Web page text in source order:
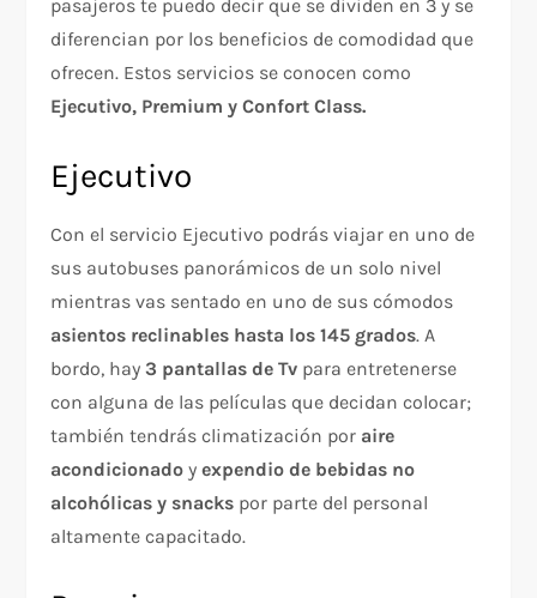
pasajeros te puedo decir que se dividen en 3 y se
diferencian por los beneficios de comodidad que
ofrecen. Estos servicios se conocen como
Ejecutivo, Premium y Confort Class.
Ejecutivo
Con el servicio Ejecutivo podrás viajar en uno de
sus autobuses panorámicos de un solo nivel
mientras vas sentado en uno de sus cómodos
asientos reclinables hasta los 145 grados. A
bordo, hay3 pantallas de Tv para entretenerse
con alguna de las películas que decidan colocar;
también tendrás climatización por aire
acondicionado yexpendio de bebidas no
alcohólicas y snacks por parte del personal
altamente capacitado.